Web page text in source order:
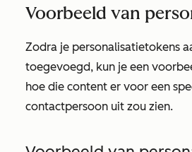
Voorbeeld van
Zodra je personalisatietokens
toegevoegd, kun je een
hoe die content er voor een
contactpersoon uit zou zien.